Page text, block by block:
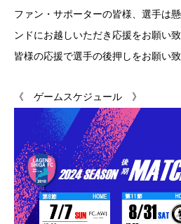
ファン・サポーターの皆様、選手は
ンドにお越しいただき応援をお願い致
皆様の応援で選手の後押しをお願い致
《 ゲームスケジュール 》